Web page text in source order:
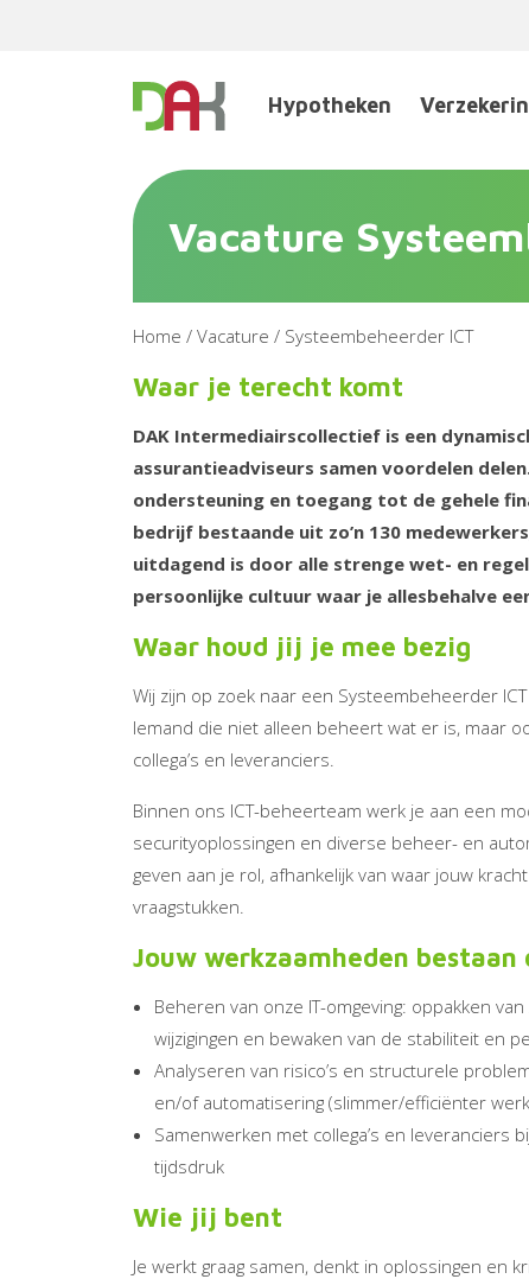
Hypotheken
Vacature
Home / Vacature / Systeembeheerder ICT
Waar je terecht komt
DAK Intermediairscollectief is een
assurantieadviseurs samen voordelen
ondersteuning en toegang tot de gehele
bedrijf bestaande uit zo’n 130
uitdagend is door alle strenge wet- en
persoonlijke cultuur waar je allesbehalve
Waar houd jij je mee bezig
Wij zijn op zoek naar een Systeembeheerder
Iemand die niet alleen beheert wat er is, maar
collega’s en leveranciers.
Binnen ons ICT-beheerteam werk je aan een
securityoplossingen en diverse beheer- en
geven aan je rol, afhankelijk van waar jouw
vraagstukken.
Jouw werkzaamheden bestaan
Beheren van onze IT-omgeving: oppakken
wijzigingen en bewaken van de stabiliteit en
Analyseren van risico’s en structurele
en/of automatisering (slimmer/efficiënter
Samenwerken met collega’s en leveranciers
tijdsdruk
Wie jij bent
Je werkt graag samen, denkt in oplossingen en